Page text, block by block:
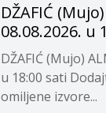
DŽAFIĆ
08.08.2026. u
DŽAFIĆ (Mujo)
u 18:00 sati
omiljene izvore...